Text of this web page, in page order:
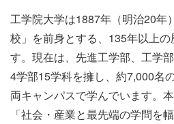
工学院大学は1887年（明治20年
校」を前身とする、135年以上
す。現在は、先進工学部、工学
4学部15学科を擁し、約7,000名
両キャンパスで学んでいます。
「社会・産業と最先端の学問を